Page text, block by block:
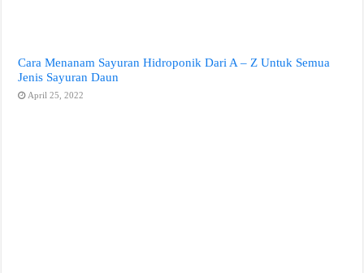
Cara Menanam Sayuran Hidroponik Dari A – Z Untuk Semua
Jenis Sayuran Daun
April 25, 2022